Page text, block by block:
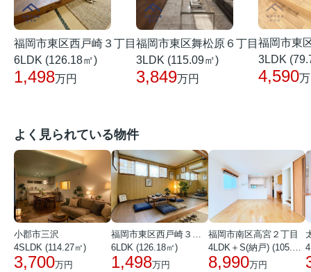
福岡市東区西戸崎３丁目
6LDK (126.18㎡)
1,498万円
福岡市東区舞松原６丁目
3LDK (115.09㎡)
3,849万円
福岡市東
3LDK
4,590
よく見られている物件
小郡市三沢
4SLDK (114.27㎡)
3,700万円
6LDK (126.18㎡)
1,498万円
福岡市南区高宮２丁目
8,990万円